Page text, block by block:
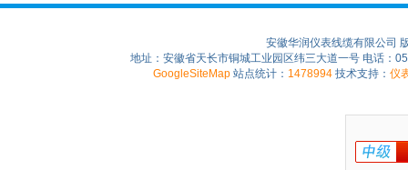
安徽华润仪表线缆有限公司
地址：安徽省天长市铜城工业园区纬三大道一号 电话：
GoogleSiteMap 站点统计： 1478994 技术支持： 仪